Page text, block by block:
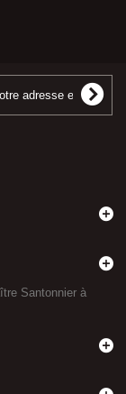
Santonnier à